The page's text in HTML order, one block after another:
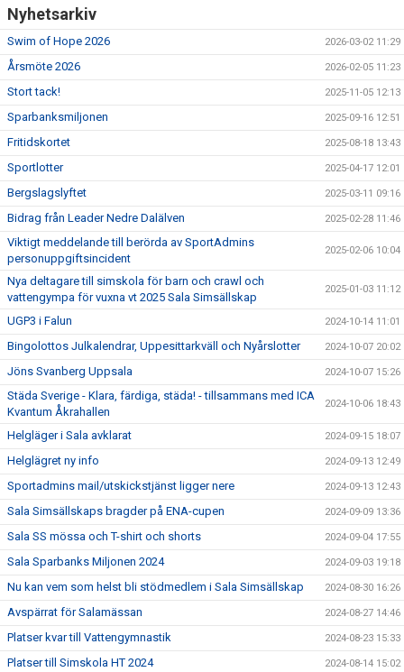
Nyhetsarkiv
Swim of Hope 2026 2026-03-02 11:29
Årsmöte 2026 2026-02-05 11:23
Stort tack! 2025-11-05 12:13
Sparbanksmiljonen 2025-09-16 12:51
Fritidskortet 2025-08-18 13:43
Sportlotter 2025-04-17 12:01
Bergslagslyftet 2025-03-11 09:16
Bidrag från Leader Nedre Dalälven 2025-02-28 11:46
Viktigt meddelande till berörda av SportAdmins
personuppgiftsincident
2025-02-06 10:04
Nya deltagare till simskola för barn och crawl och
vattengympa för vuxna vt 2025 Sala Simsällskap
2025-01-03 11:12
UGP3 i Falun 2024-10-14 11:01
Bingolottos Julkalendrar, Uppesittarkväll och Nyårslotter 2024-10-07 20:02
Jöns Svanberg Uppsala 2024-10-07 15:26
Städa Sverige - Klara, färdiga, städa! - tillsammans med ICA
Kvantum Åkrahallen
2024-10-06 18:43
Helgläger i Sala avklarat 2024-09-15 18:07
Helglägret ny info 2024-09-13 12:49
Sportadmins mail/utskickstjänst ligger nere 2024-09-13 12:43
Sala Simsällskaps bragder på ENA-cupen 2024-09-09 13:36
Sala SS mössa och T-shirt och shorts 2024-09-04 17:55
Sala Sparbanks Miljonen 2024 2024-09-03 19:18
Nu kan vem som helst bli stödmedlem i Sala Simsällskap 2024-08-30 16:26
Avspärrat för Salamässan 2024-08-27 14:46
Platser kvar till Vattengymnastik 2024-08-23 15:33
Platser till Simskola HT 2024 2024-08-14 15:02